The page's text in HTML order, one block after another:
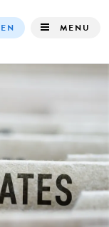
navigation
MENU